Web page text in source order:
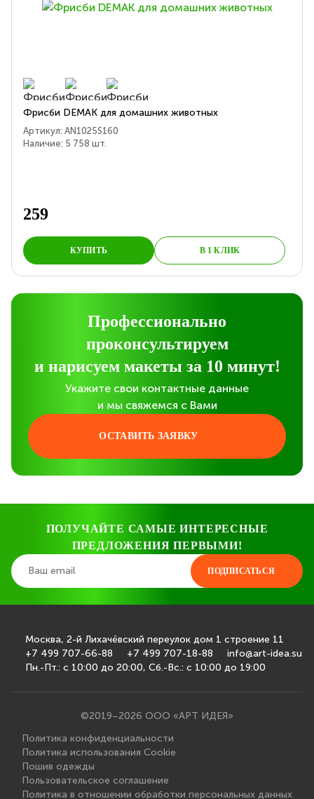
Фрисби DEMAK для домашних животных
Артикул: AN1025S160
Наличие: 5 758 шт.
259
КУПИТЬ В 1 КЛИК
Профессионально
проконсультируем
и нарисуем макеты за 10 минут!
Укажите свои контактные данные
и мы свяжемся с Вами
ОСТАВИТЬ ЗАЯВКУ
ПОЛУЧАЙТЕ САМЫЕ ИНТЕРЕСНЫЕ
ПРЕДЛОЖЕНИЯ ПЕРВЫМИ!
ПОДПИСАТЬСЯ
Москва, 2-й Лихачёвский переулок дом 1 строение 11
+7 499 707-66-88
+7 499 707-18-88
info@art-idea.su
Пн.-Пт.: с 10:00 до 20:00 Сб.-Вс.: с 10:00 до 19:00
©2019–2026 ООО «АРТ ИДЕЯ»
Политика конфиденциальности
Политика использования Cookie
Пошив одежды
Пользовательское соглашение
Политика в отношении обработки персональных данных